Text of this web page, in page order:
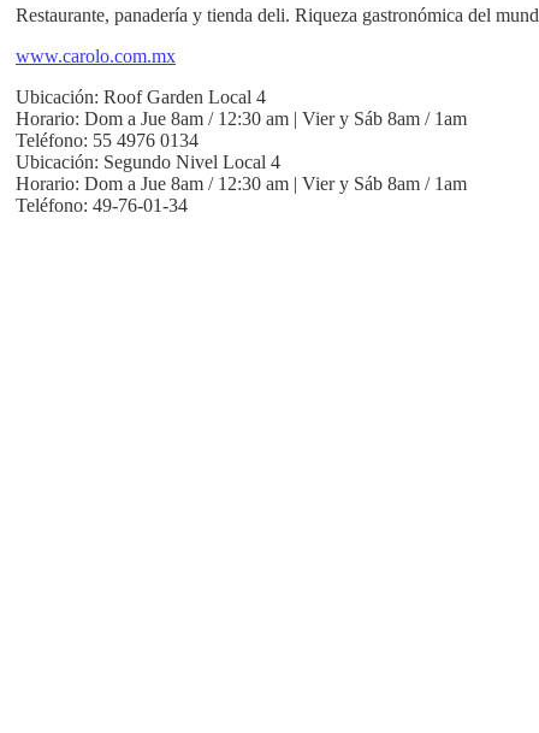
Restaurante, panadería y tienda deli. Riqueza gastronómica del
www.carolo.com.mx
Ubicación: Roof Garden Local 4
Horario: Dom a Jue 8am / 12:30 am | Vier y Sáb 8am / 1am
Teléfono: 55 4976 0134
Ubicación: Segundo Nivel Local 4
Horario: Dom a Jue 8am / 12:30 am | Vier y Sáb 8am / 1am
Teléfono: 49-76-01-34